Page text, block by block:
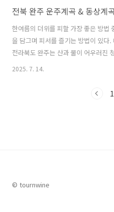
전북 완주 운주계곡 & 동상계
한여름의 더위를 피할 가장 좋은 방법
을 담그며 피서를 즐기는 방법이 있다
전라북도 완주는 산과 물이 어우러진
운주계곡과 동상계곡이 있어 여름 피
한 계곡으로 특히 운주계곡은 물이 맑
2025. 7. 14.
1
© tournwine